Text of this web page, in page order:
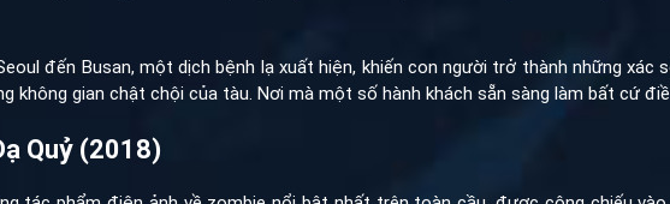
đến Busan, một dịch bệnh lạ xuất hiện, khiến con người trở thành những
không gian chật chội của tàu. Nơi mà một số hành khách sẵn sàng làm bất cứ
Quỷ (2018)